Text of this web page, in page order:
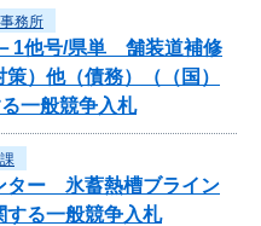
務所
1他号/県単 舗装道補修
）他（債務）（（国）
一般競争入札
ター 氷蓄熱槽ブライン
する一般競争入札